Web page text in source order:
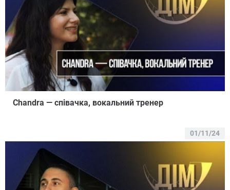
Chandra — співачка, вокальний тренер
01/11/24